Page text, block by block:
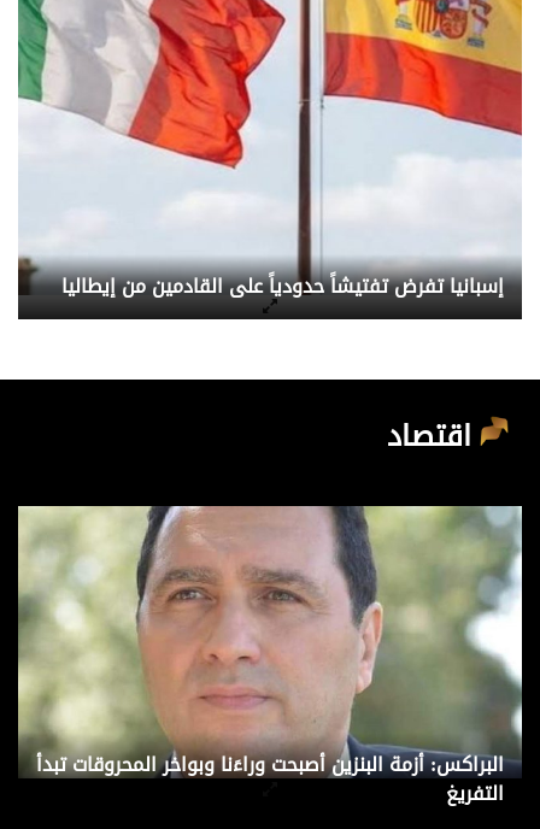
إسبانيا تفرض تفتيشاً حدودياً على القادمين من إيطاليا
اقتصاد
البراكس: أزمة البنزين أصبحت وراءَنا وبواخر المحروقات تبدأ
التفريغ